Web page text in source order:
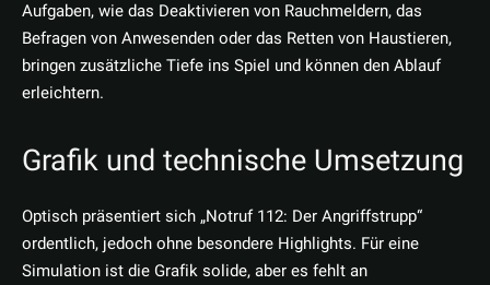
Aufgaben, wie das Deaktivieren von Rauchmeldern, das
Befragen von Anwesenden oder das Retten von Haustieren,
bringen zusätzliche Tiefe ins Spiel und können den Ablauf
erleichtern.
Grafik und technische Umsetzung
Optisch präsentiert sich „Notruf 112: Der Angriffstrupp“
ordentlich, jedoch ohne besondere Highlights. Für eine
Simulation ist die Grafik solide, aber es fehlt an